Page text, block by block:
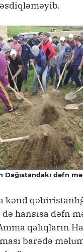
Dağıstandakı dəfn
kənd
hansısa dəfn
qalıqların
barədə